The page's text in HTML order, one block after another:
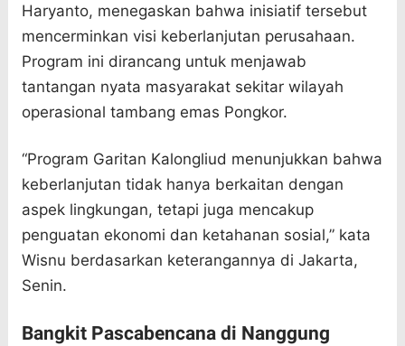
Haryanto, menegaskan bahwa inisiatif tersebut
mencerminkan visi keberlanjutan perusahaan.
Program ini dirancang untuk menjawab
tantangan nyata masyarakat sekitar wilayah
operasional tambang emas Pongkor.
“Program Garitan Kalongliud menunjukkan bahwa
keberlanjutan tidak hanya berkaitan dengan
aspek lingkungan, tetapi juga mencakup
penguatan ekonomi dan ketahanan sosial,” kata
Wisnu berdasarkan keterangannya di Jakarta,
Senin.
Bangkit Pascabencana di Nanggung